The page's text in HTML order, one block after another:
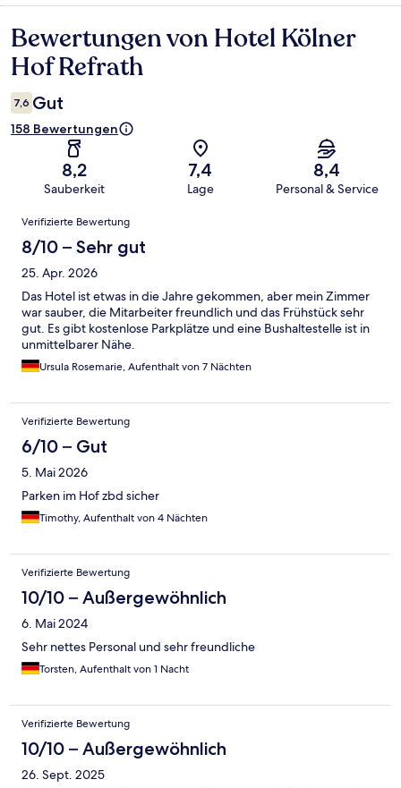
Bewertungen
Bewertungen von Hotel Kölner
Hof Refrath
7,6 Gut
158 Bewertungen
8,2
Sauberkeit
7,4
Lage
8,4
Personal & Service
Bewertungen
Verifizierte Bewertung
8/10 – Sehr gut
25. Apr. 2026
Das Hotel ist etwas in die Jahre gekommen, aber mein Zimmer
war sauber, die Mitarbeiter freundlich und das Frühstück sehr
gut. Es gibt kostenlose Parkplätze und eine Bushaltestelle ist in
unmittelbarer Nähe.
Ursula Rosemarie, Aufenthalt von 7 Nächten
Verifizierte Bewertung
6/10 – Gut
5. Mai 2026
Parken im Hof zbd sicher
Timothy, Aufenthalt von 4 Nächten
Verifizierte Bewertung
10/10 – Außergewöhnlich
6. Mai 2024
Sehr nettes Personal und sehr freundliche
Torsten, Aufenthalt von 1 Nacht
Verifizierte Bewertung
10/10 – Außergewöhnlich
26. Sept. 2025